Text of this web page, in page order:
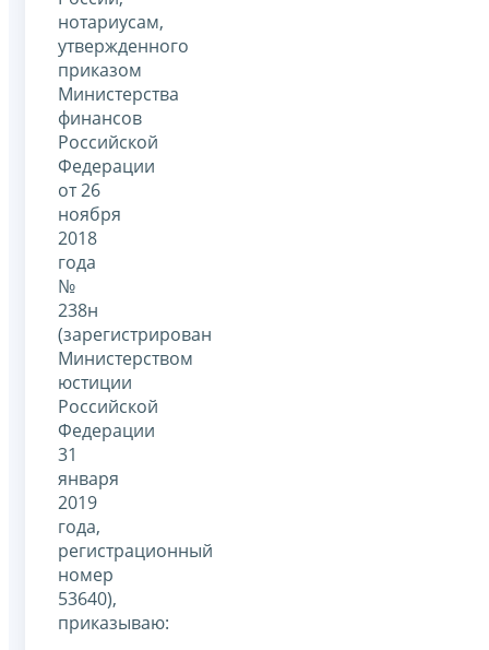
нотариусам,
утвержденного
приказом
Министерства
финансов
Российской
Федерации
от 26
ноября
2018
года
№
238н
(зарегистрирован
Министерством
юстиции
Российской
Федерации
31
января
2019
года,
регистрационный
номер
53640),
приказываю: